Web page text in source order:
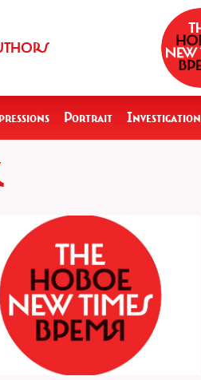
Portrait Investigation